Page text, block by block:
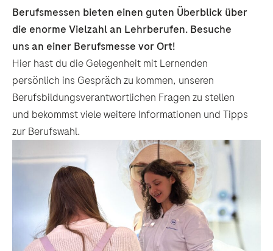
Berufsmessen bieten einen guten Überblick über
die enorme Vielzahl an Lehrberufen. Besuche
uns an einer Berufsmesse vor Ort!
Hier hast du die Gelegenheit mit Lernenden
persönlich ins Gespräch zu kommen, unseren
Berufsbildungsverantwortlichen Fragen zu stellen
und bekommst viele weitere Informationen und Tipps
zur Berufswahl.